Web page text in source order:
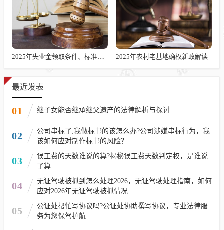
2025年失业金领取条件、标准及发放时长解析 2025年农村宅基地确权新政解读
最近发表
01 继子女能否继承继父遗产的法律解析与探讨
02
公司串标了,我做标书的该怎么办?公司涉嫌串标行为，我
该如何应对制作标书的风险？
03
误工费的天数谁说的算?揭秘误工费天数判定权，是谁说
了算
04
无证驾驶被抓到怎么处理2026，无证驾驶处理指南，如何
应对2026年无证驾驶被抓情况
05
公证处帮忙写协议吗?公证处协助撰写协议，专业法律服
务为您保驾护航